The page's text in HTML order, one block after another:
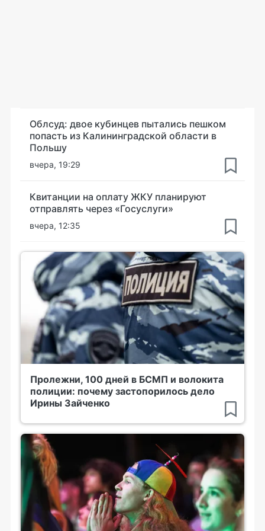
Облсуд: двое кубинцев пытались пешком
попасть из Калининградской области в
Польшу
вчера, 19:29
Квитанции на оплату ЖКУ планируют
отправлять через «Госуслуги»
вчера, 12:35
Пролежни, 100 дней в БСМП и волокита
полиции: почему застопорилось дело
Ирины Зайченко